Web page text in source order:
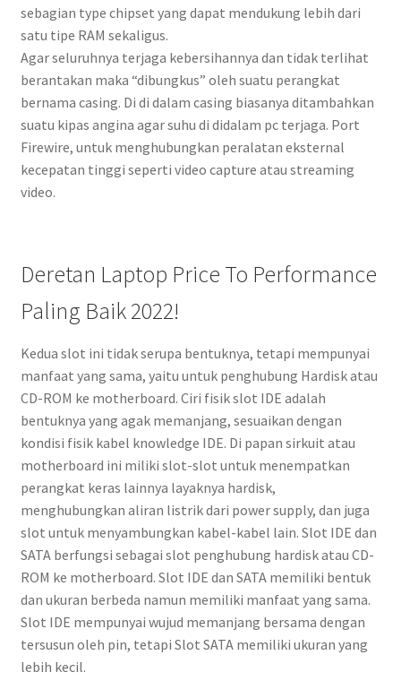
sebagian type chipset yang dapat mendukung lebih dari
satu tipe RAM sekaligus.
Agar seluruhnya terjaga kebersihannya dan tidak terlihat
berantakan maka “dibungkus” oleh suatu perangkat
bernama casing. Di di dalam casing biasanya ditambahkan
suatu kipas angina agar suhu di didalam pc terjaga. Port
Firewire, untuk menghubungkan peralatan eksternal
kecepatan tinggi seperti video capture atau streaming
video.
Deretan Laptop Price To Performance
Paling Baik 2022!
Kedua slot ini tidak serupa bentuknya, tetapi mempunyai
manfaat yang sama, yaitu untuk penghubung Hardisk atau
CD-ROM ke motherboard. Ciri fisik slot IDE adalah
bentuknya yang agak memanjang, sesuaikan dengan
kondisi fisik kabel knowledge IDE. Di papan sirkuit atau
motherboard ini miliki slot-slot untuk menempatkan
perangkat keras lainnya layaknya hardisk,
menghubungkan aliran listrik dari power supply, dan juga
slot untuk menyambungkan kabel-kabel lain. Slot IDE dan
SATA berfungsi sebagai slot penghubung hardisk atau CD-
ROM ke motherboard. Slot IDE dan SATA memiliki bentuk
dan ukuran berbeda namun memiliki manfaat yang sama.
Slot IDE mempunyai wujud memanjang bersama dengan
tersusun oleh pin, tetapi Slot SATA memiliki ukuran yang
lebih kecil.